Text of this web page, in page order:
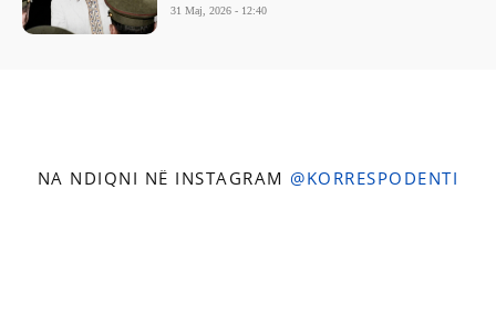
31 Maj, 2026 - 12:40
NA NDIQNI NË INSTAGRAM @KORRESPODENTI